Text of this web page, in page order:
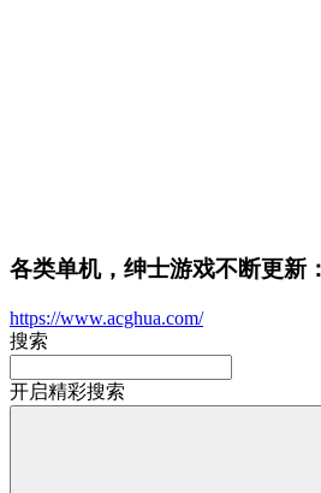
各类单机，绅士游戏不断更新：
https://www.acghua.com/
搜索
开启精彩搜索